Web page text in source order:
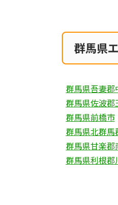
群馬県
群馬県吾妻郡
群馬県佐波郡
群馬県前橋市
群馬県北群馬
群馬県甘楽郡
群馬県利根郡